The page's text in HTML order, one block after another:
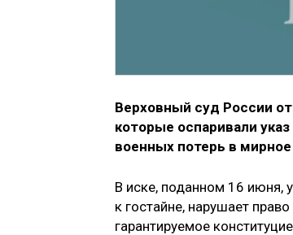
Верховный суд России
которые оспаривали
военных потерь в
В иске, поданном 16 июня,
к гостайне, нарушает
гарантируемое